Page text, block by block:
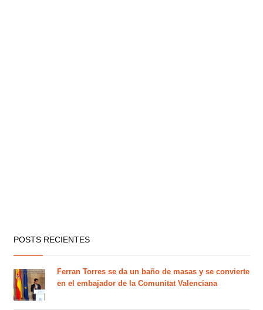
POSTS RECIENTES
Ferran Torres se da un baño de masas y se convierte
en el embajador de la Comunitat Valenciana